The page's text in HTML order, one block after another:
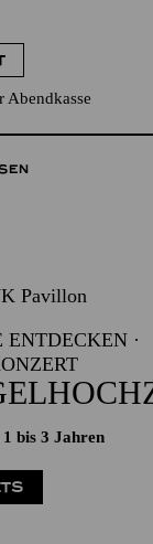
Abendkasse
Pavillon
·
bis 3 Jahren